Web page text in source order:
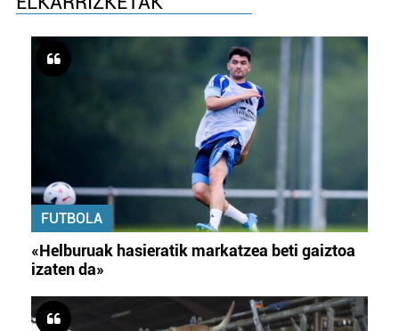
FUTBOLA
«Helburuak hasieratik markatzea beti gaiztoa
izaten da»